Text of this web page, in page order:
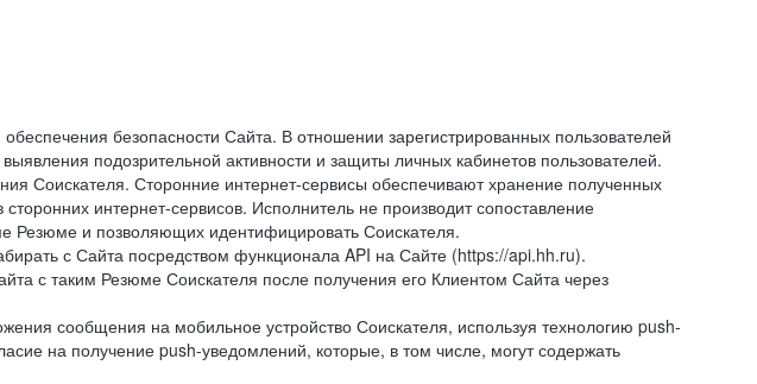
безопасности Сайта. В отношении зарегистрированных пользователей
подозрительной активности и защиты личных кабинетов пользователей.
Соискателя. Сторонние интернет-сервисы обеспечивают хранение полученных
интернет-сервисов. Исполнитель не производит сопоставление
Резюме и позволяющих идентифицировать Соискателя.
с Сайта посредством функционала API на Сайте (https://api.hh.ru).
с таким Резюме Соискателя после получения его Клиентом Сайта через
сообщения на мобильное устройство Соискателя, используя технологию push-
на получение push-уведомлений, которые, в том числе, могут содержать